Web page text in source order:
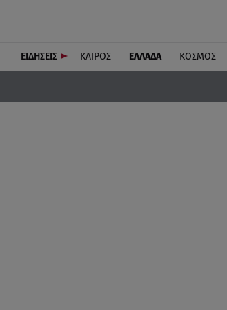
ΕΙΔΗΣΕΙΣ ΚΑΙΡΟΣ ΕΛΛΑΔΑ ΚΟΣΜΟΣ